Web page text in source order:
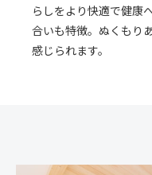
らしをより快適で健康
合いも特徴。ぬくもり
感じられます。